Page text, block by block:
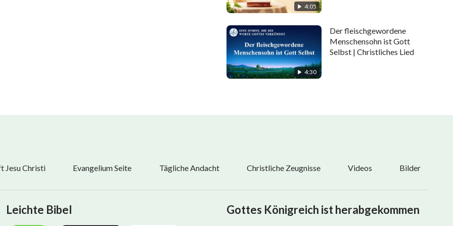
4:05
4:30
Der fleischgewordene
Menschensohn ist Gott
Selbst | Christliches Lied
Jesu Christi Evangelium Seite Tägliche Andacht Christliche Zeugnisse Videos Bilder
Leichte Bibel Gottes Königreich ist herabgekommen